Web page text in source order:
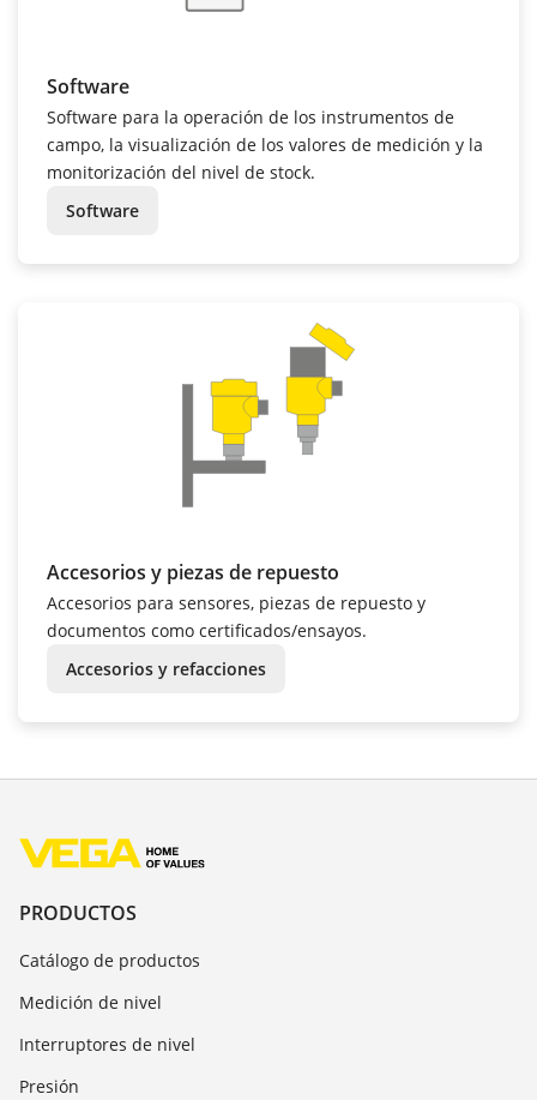
Software
Software para la operación de los instrumentos de
campo, la visualización de los valores de medición y la
monitorización del nivel de stock.
Software
Accesorios y piezas de repuesto
Accesorios para sensores, piezas de repuesto y
documentos como certificados/ensayos.
Accesorios y refacciones
PRODUCTOS
Catálogo de productos
Medición de nivel
Interruptores de nivel
Presión